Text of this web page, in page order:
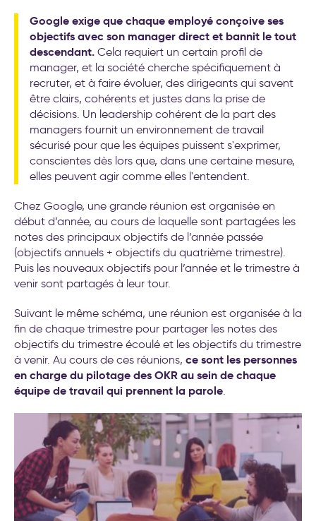
Google exige que chaque employé conçoive ses
objectifs avec son manager direct et bannit le tout
descendant. Cela requiert un certain profil de
manager, et la société cherche spécifiquement à
recruter, et à faire évoluer, des dirigeants qui savent
être clairs, cohérents et justes dans la prise de
décisions. Un leadership cohérent de la part des
managers fournit un environnement de travail
sécurisé pour que les équipes puissent s'exprimer,
conscientes dès lors que, dans une certaine mesure,
elles peuvent agir comme elles l'entendent.
Chez Google, une grande réunion est organisée en
début d’année, au cours de laquelle sont partagées les
notes des principaux objectifs de l’année passée
(objectifs annuels + objectifs du quatrième trimestre).
Puis les nouveaux objectifs pour l’année et le trimestre à
venir sont partagés à leur tour.
Suivant le même schéma, une réunion est organisée à la
fin de chaque trimestre pour partager les notes des
objectifs du trimestre écoulé et les objectifs du trimestre
à venir. Au cours de ces réunions, ce sont les personnes
en charge du pilotage des OKR au sein de chaque
équipe de travail qui prennent la parole.